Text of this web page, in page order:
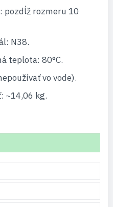
pozdĺž rozmeru 10
N38.
teplota: 80°C.
vo vode).
~14,06 kg.